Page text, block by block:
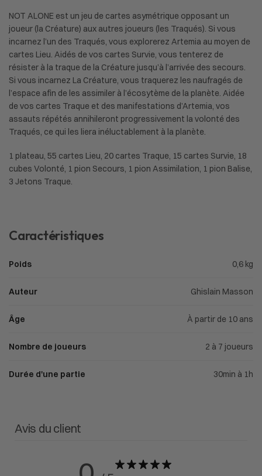
NOT ALONE est un jeu de cartes asymétrique opposant un
joueur (la Créature) aux autres joueurs (les Traqués). Si vous
incarnez l’un des Traqués, vous explorerez Artemia au moyen de
cartes Lieu. Aidés de vos cartes Survie, vous tenterez de
résister à la traque de la Créature jusqu’à l’arrivée des secours.
Si vous incarnez La Créature, vous traquerez les naufragés de
l’espace afin de les assimiler à l’écosytème de la planète. Aidée
de vos cartes Traque et des manifestations d’Artemia, vos
assauts répétés annihileront progressivement la volonté des
Traqués, ce qui les liera inéluctablement à la planète.
1 plateau, 55 cartes Lieu, 20 cartes Traque, 15 cartes Survie, 18
cubes Volonté, 1 pion Secours, 1 pion Assimilation, 1 pion Balise,
3 Jetons Traque.
Caractéristiques
Poids 0,6 kg
Auteur Ghislain Masson
Âge À partir de 10 ans
Nombre de joueurs 2 à 7 joueurs
Durée d'une partie 30min à 1h
Avis du client